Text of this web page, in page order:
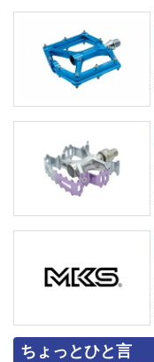
ちょっとひと言